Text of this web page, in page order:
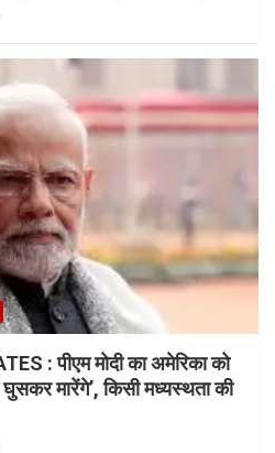
: पीएम मोदी का अमेरिका को
मारेंगे’, किसी मध्यस्थता की